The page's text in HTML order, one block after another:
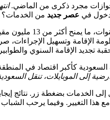
مجرد ذكرى من الماضي.
في عصر جديد
أعلنت المديرية العامة للجوازات
وتسهيل الإجراءات،
بشكل يليق بمكانة السعودية كأكبر اقتصاد
إلى الخدمات بضغطة زر. نتائج
التغيير. وفيما يرحب الشباب